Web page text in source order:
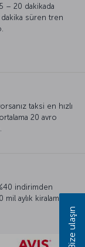
– 20 dakikada
dakika süren tren
taksi en hızlı
20 avro
indirimden
aylık kiralamada
Bize ulaşın